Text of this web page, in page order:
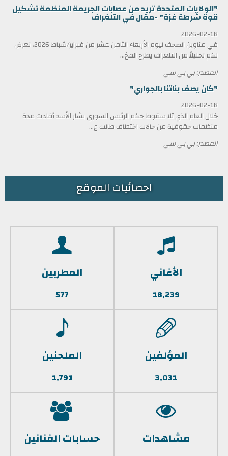
"الولايات المتحدة تريد من عصابات الجريمة المنظمة تشكيل
قوة شرطة غزة" -مقال في التلغراف
2026-02-18
في عناوين الصحف ليوم الأربعاء الثامن عشر من فبراير/شباط 2026، نعرض
لكم تحليلاً من التلغراف يطرح المخ...
المصدر: بي بي سي
"كان يصف بناتنا بالجواري"
2026-02-18
خلال العام الذي تلا سقوط حكم الرئيس السوري بشار الأسد أفادت عدة
منظمات حقوقية عن حالات اختطاف طالت ع...
المصدر: بي بي سي
احصائيات الموقع
الأغاني
18,239
المطربين
577
المؤلفين
3,031
الملحنين
1,791
مشاهدات حسابات الفنانين